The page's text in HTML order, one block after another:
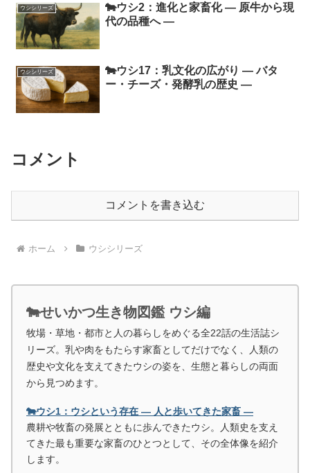
ウシシリーズ
🐄ウシ2：進化と家畜化 ― 原牛から現
代の品種へ ―
ウシシリーズ
🐄ウシ17：乳文化の広がり ― バタ
ー・チーズ・発酵乳の歴史 ―
コメント
コメントを書き込む
ホーム ウシシリーズ
🐄せいかつ生き物図鑑 ウシ編
牧場・草地・都市と人の暮らしをめぐる全22話の生活誌シ
リーズ。乳や肉をもたらす家畜としてだけでなく、人類の
歴史や文化を支えてきたウシの姿を、生態と暮らしの両面
から見つめます。
🐄ウシ1：ウシという存在 ― 人と歩いてきた家畜 ―
農耕や牧畜の発展とともに歩んできたウシ。人類史を支え
てきた最も重要な家畜のひとつとして、その全体像を紹介
します。